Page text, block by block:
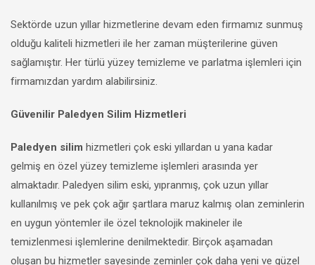
Sektörde uzun yıllar hizmetlerine devam eden firmamız sunmuş
olduğu kaliteli hizmetleri ile her zaman müşterilerine güven
sağlamıştır. Her türlü yüzey temizleme ve parlatma işlemleri için
firmamızdan yardım alabilirsiniz.
Güvenilir Paledyen Silim Hizmetleri
Paledyen silim hizmetleri çok eski yıllardan u yana kadar
gelmiş en özel yüzey temizleme işlemleri arasında yer
almaktadır. Paledyen silim eski, yıpranmış, çok uzun yıllar
kullanılmış ve pek çok ağır şartlara maruz kalmış olan zeminlerin
en uygun yöntemler ile özel teknolojik makineler ile
temizlenmesi işlemlerine denilmektedir. Birçok aşamadan
oluşan bu hizmetler sayesinde zeminler çok daha yeni ve güzel